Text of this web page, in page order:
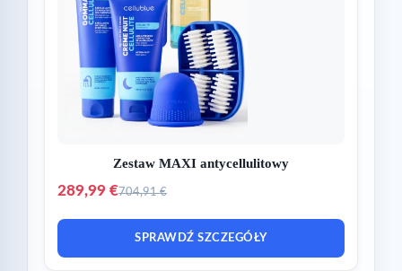
Zestaw MAXI antycellulitowy
289,99 €704,91 €
SPRAWDŹ SZCZEGÓŁY